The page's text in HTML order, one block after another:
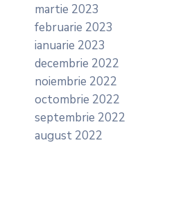
martie 2023
februarie 2023
ianuarie 2023
decembrie 2022
noiembrie 2022
octombrie 2022
septembrie 2022
august 2022